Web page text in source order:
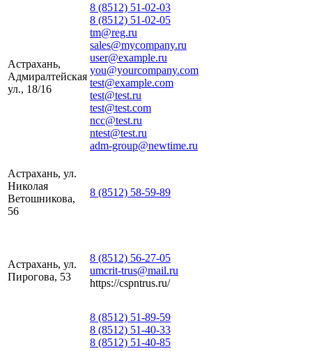
Астрахань,
Адмиралтейская
ул., 18/16
8 (8512) 51-02-03
8 (8512) 51-02-05
tm@reg.ru
sales@mycompany.ru
user@example.ru
you@yourcompany.com
test@example.com
test@test.ru
test@test.com
ncc@test.ru
ntest@test.ru
adm-group@newtime.ru
Астрахань, ул.
Николая
Ветошникова,
56
8 (8512) 58-59-89
Астрахань, ул.
Пирогова, 53
8 (8512) 56-27-05
umcrit-trus@mail.ru
https://cspntrus.ru/
8 (8512) 51-89-59
8 (8512) 51-40-33
8 (8512) 51-40-85